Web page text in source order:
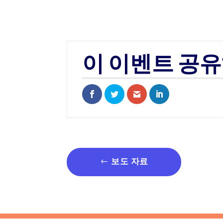
이 이벤트 공
Share on Facebook
Share on Twitter
Share via Email
Share on
보도 자료